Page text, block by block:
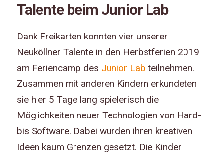
Talente beim Junior Lab
Dank Freikarten konnten vier unserer
Neuköllner Talente in den Herbstferien 2019
am Feriencamp des Junior Lab teilnehmen.
Zusammen mit anderen Kindern erkundeten
sie hier 5 Tage lang spielerisch die
Möglichkeiten neuer Technologien von Hard-
bis Software. Dabei wurden ihren kreativen
Ideen kaum Grenzen gesetzt. Die Kinder